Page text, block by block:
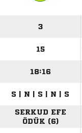
3
15
18:16
S | N | S | N | S
SERKUD EFE
ÖDÜK (6)